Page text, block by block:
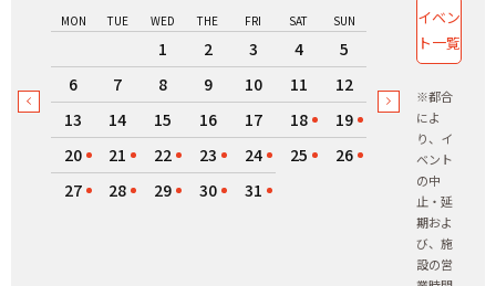
MON TUE WED THE FRI SAT SUN
1 2 3 4
5
6
7 8 9 10 11
12
13
14 15 16 17 18
19
20
21 22 23 24 25
26
27
28 29 30 31
イベン
ト一覧
※都合
によ
り、イ
ベント
の中
止・延
期およ
び、施
設の営